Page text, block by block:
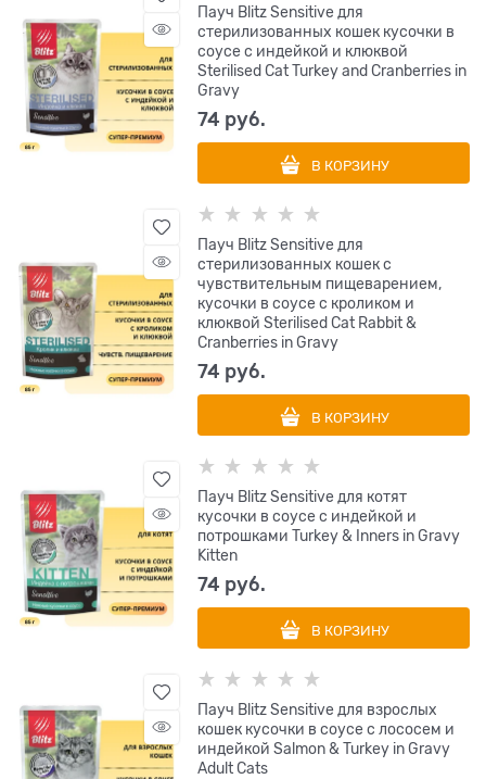
Пауч Blitz Sensitive для
стерилизованных кошек кусочки в
соусе с индейкой и клюквой
Sterilised Cat Turkey and Cranberries in
Gravy
74 руб.
В КОРЗИНУ
Пауч Blitz Sensitive для
стерилизованных кошек с
чувствительным пищеварением,
кусочки в соусе с кроликом и
клюквой Sterilised Cat Rabbit &
Cranberries in Gravy
74 руб.
В КОРЗИНУ
Пауч Blitz Sensitive для котят
кусочки в соусе с индейкой и
потрошками Turkey & Inners in Gravy
Kitten
74 руб.
В КОРЗИНУ
Пауч Blitz Sensitive для взрослых
кошек кусочки в соусе с лососем и
индейкой Salmon & Turkey in Gravy
Adult Cats